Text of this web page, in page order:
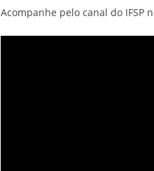
Acompanhe pelo canal do IFSP